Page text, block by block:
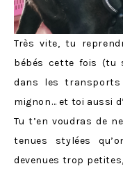
Très vite, tu
bébés cette fois (tu
dans les
mignon… et toi aussi
Tu t’en voudras de
tenues stylées
devenues trop